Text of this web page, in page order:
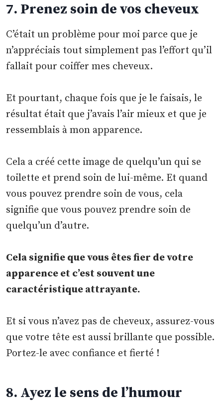
7. Prenez soin de vos cheveux
C’était un problème pour moi parce que je
n’appréciais tout simplement pas l’effort qu’il
fallait pour coiffer mes cheveux.
Et pourtant, chaque fois que je le faisais, le
résultat était que j’avais l’air mieux et que je
ressemblais à mon apparence.
Cela a créé cette image de quelqu’un qui se
toilette et prend soin de lui-même. Et quand
vous pouvez prendre soin de vous, cela
signifie que vous pouvez prendre soin de
quelqu’un d’autre.
Cela signifie que vous êtes fier de votre
apparence et c’est souvent une
caractéristique attrayante.
Et si vous n’avez pas de cheveux, assurez-vous
que votre tête est aussi brillante que possible.
Portez-le avec confiance et fierté !
8. Ayez le sens de l’humour